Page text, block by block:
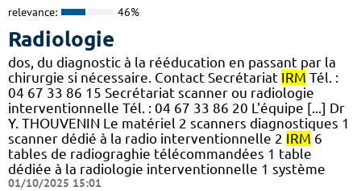
relevance: 46%
Radiologie
dos, du diagnostic à la rééducation en passant par la
chirurgie si nécessaire. Contact Secrétariat IRM Tél. :
04 67 33 86 15 Secrétariat scanner ou radiologie
interventionnelle Tél. : 04 67 33 86 20 L'équipe [...] Dr
Y. THOUVENIN Le matériel 2 scanners diagnostiques 1
scanner dédié à la radio interventionnelle 2 IRM 6
tables de radiograghie télécommandées 1 table
dédiée à la radiologie interventionnelle 1 système
01/10/2025 15:01